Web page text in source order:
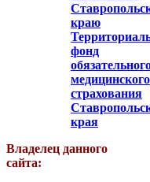
краю
фонд
медицинского
страхования
края
Владелец данного
сайта: